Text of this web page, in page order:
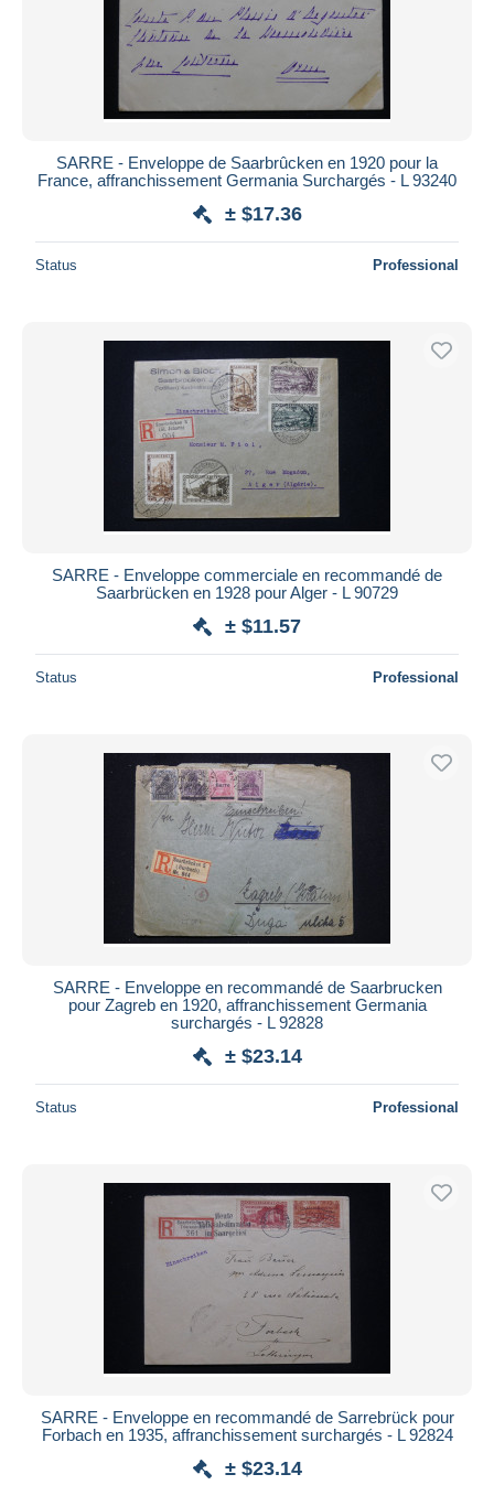
SARRE - Enveloppe de Saarbrûcken en 1920 pour la
France, affranchissement Germania Surchargés - L 93240
± $17.36
Status Professional
SARRE - Enveloppe commerciale en recommandé de
Saarbrücken en 1928 pour Alger - L 90729
± $11.57
Status Professional
SARRE - Enveloppe en recommandé de Saarbrucken
pour Zagreb en 1920, affranchissement Germania
surchargés - L 92828
± $23.14
Status Professional
SARRE - Enveloppe en recommandé de Sarrebrück pour
Forbach en 1935, affranchissement surchargés - L 92824
± $23.14